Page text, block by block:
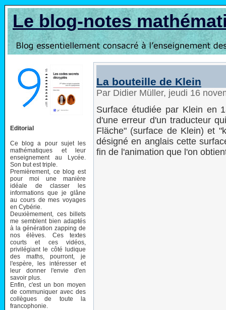
Le blog-notes
Editorial
Ce blog a pour sujet les
mathématiques et leur
enseignement au Lycée.
Son but est triple.
Premièrement, ce blog est
pour moi une manière
idéale de classer les
informations que je glâne
au cours de mes voyages
en Cybérie.
Deuxièmement, ces billets
me semblent bien adaptés
à la génération zapping de
nos élèves. Ces textes
courts et ces vidéos,
privilégiant le côté ludique
des maths, pourront, je
l'espère, les intéresser et
leur donner l'envie d'en
savoir plus.
Enfin, c'est un bon moyen
de communiquer avec des
collègues de toute la
francophonie.
La bouteille de Klein
Par Didier Müller, jeudi 16
Surface étudiée par Klein en
d'une erreur d'un traducteur
Fläche" (surface de Klein) et
désigné en anglais cette
fin de l'animation que l'on